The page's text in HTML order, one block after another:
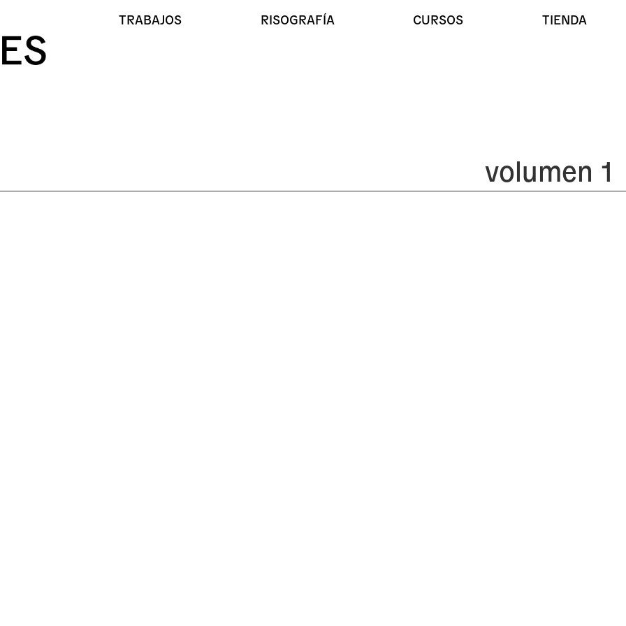
TRABAJOS RISOGRAFÍA CURSOS TIENDA
volumen 1